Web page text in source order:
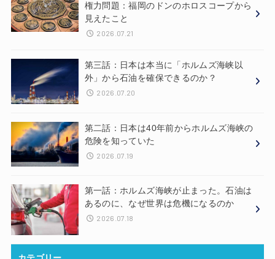
権力問題：福岡のドンのホロスコープから
見えたこと
2026.07.21
第三話：日本は本当に「ホルムズ海峡以
外」から石油を確保できるのか？
2026.07.20
第二話：日本は40年前からホルムズ海峡の
危険を知っていた
2026.07.19
第一話：ホルムズ海峡が止まった。石油は
あるのに、なぜ世界は危機になるのか
2026.07.18